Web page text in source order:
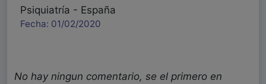
Psiquiatría - España
Fecha: 01/02/2020
No hay ningun comentario, se el primero en